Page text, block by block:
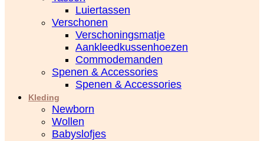
Luiertassen
Verschonen
Verschoningsmatje
Aankleedkussenhoezen
Commodemanden
Spenen & Accessories
Spenen & Accessories
Kleding
Newborn
Wollen
Babyslofjes